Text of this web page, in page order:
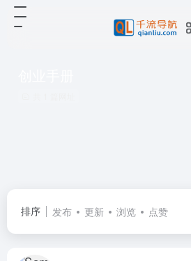
排序 发布 更新 浏览 点赞